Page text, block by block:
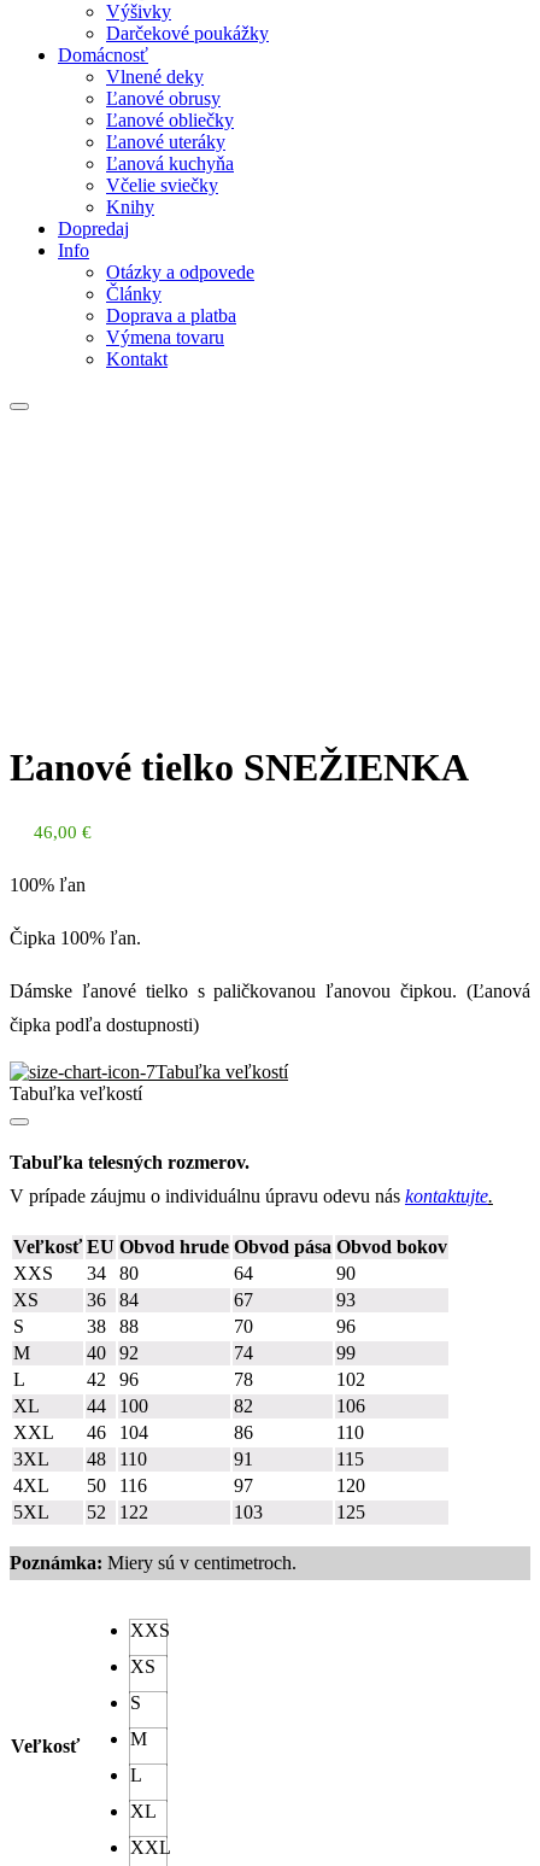
Výšivky
Darčekové poukážky
Domácnosť
Vlnené deky
Ľanové obrusy
Ľanové obliečky
Ľanové uteráky
Ľanová kuchyňa
Včelie sviečky
Knihy
Dopredaj
Info
Otázky a odpovede
Články
Doprava a platba
Výmena tovaru
Kontakt
Ľanové tielko SNEŽIENKA
46,00 €
100% ľan
Čipka 100% ľan.
Dámske ľanové tielko s paličkovanou ľanovou čipkou. (Ľanová
čipka podľa dostupnosti)
Tabuľka veľkostí
Tabuľka veľkostí
Tabuľka telesných rozmerov.
V prípade záujmu o individuálnu úpravu odevu nás kontaktujte.
Veľkosť EU Obvod hrude Obvod pása Obvod bokov
XXS
34 80 64
90
XS
36 84 67
93
S
38 88 70
96
M
40 92 74
99
L
42 96 78
102
XL
44 100 82
106
XXL
46 104 86
110
3XL
48 110 91
115
4XL
50 116 97
120
5XL
52 122 103 125
Poznámka: Miery sú v centimetroch.
Veľkosť
XXS
XS
S
M
L
XL
XXL